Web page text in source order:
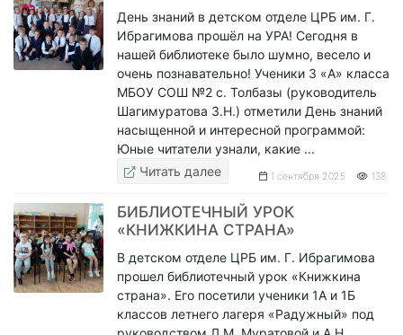
День знаний в детском отделе ЦРБ им. Г.
Ибрагимова прошёл на УРА! Сегодня в
нашей библиотеке было шумно, весело и
очень познавательно! Ученики 3 «А» класса
МБОУ СОШ №2 с. Толбазы (руководитель
Шагимуратова З.Н.) отметили День знаний
насыщенной и интересной программой:
Юные читатели узнали, какие ...
1 сентября 2025 138
Читать далее
БИБЛИОТЕЧНЫЙ УРОК
«КНИЖКИНА СТРАНА»
В детском отделе ЦРБ им. Г. Ибрагимова
прошел библиотечный урок «Книжкина
страна». Его посетили ученики 1А и 1Б
классов летнего лагеря «Радужный» под